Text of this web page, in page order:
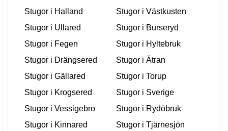
Stugor i Halland Stugor i Västkusten
Stugor i Ullared Stugor i Burseryd
Stugor i Fegen Stugor i Hyltebruk
Stugor i Drängsered Stugor i Ätran
Stugor i Gällared Stugor i Torup
Stugor i Krogsered Stugor i Sverige
Stugor i Vessigebro Stugor i Rydöbruk
Stugor i Kinnared Stugor i Tjärnesjön